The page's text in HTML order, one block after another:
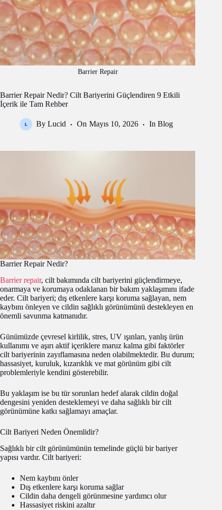
Barrier Repair
Barrier Repair Nedir? Cilt Bariyerini Güçlendiren 9 Etkili
İçerik ile Tam Rehber
By Lucid On Mayıs 10, 2026 In Blog
Barrier Repair Nedir?
Barrier repair, cilt bakımında cilt bariyerini güçlendirmeye,
onarmaya ve korumaya odaklanan bir bakım yaklaşımını ifade
eder. Cilt bariyeri; dış etkenlere karşı koruma sağlayan, nem
kaybını önleyen ve cildin sağlıklı görünümünü destekleyen en
önemli savunma katmanıdır.
Günümüzde çevresel kirlilik, stres, UV ışınları, yanlış ürün
kullanımı ve aşırı aktif içeriklere maruz kalma gibi faktörler
cilt bariyerinin zayıflamasına neden olabilmektedir. Bu durum;
hassasiyet, kuruluk, kızarıklık ve mat görünüm gibi cilt
problemleriyle kendini gösterebilir.
Bu yaklaşım ise bu tür sorunları hedef alarak cildin doğal
dengesini yeniden desteklemeyi ve daha sağlıklı bir cilt
görünümüne katkı sağlamayı amaçlar.
Cilt Bariyeri Neden Önemlidir?
Sağlıklı bir cilt görünümünün temelinde güçlü bir bariyer
yapısı vardır. Cilt bariyeri:
Nem kaybını önler
Dış etkenlere karşı koruma sağlar
Cildin daha dengeli görünmesine yardımcı olur
Hassasiyet riskini azaltır